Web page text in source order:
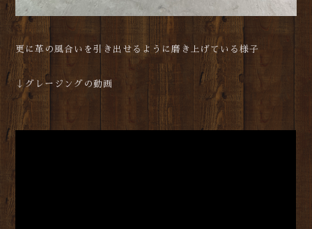
更に革の風合いを引き出せるように磨き上げている様子
↓グレージングの動画